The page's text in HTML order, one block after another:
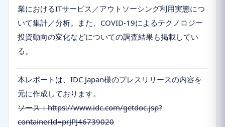
業におけるITサービス／アウトソーシング利用実態につ
いて集計／分析。また、COVID-19によるテクノロジー
投資動向の変化などについての調査結果も掲載してい
る。
本レポートは、IDC Japan様のプレスリリースの内容を
元に作成しております。
ソース：https://www.idc.com/getdoc.jsp?
containerId=prJPJ46739020